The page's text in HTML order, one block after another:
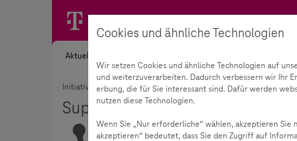
Aktuelles
Initiative Unsere Partner Super Chill
Super Chill 193
Cookies und ähnliche Technologien
Wir setzen Cookies und ähnliche Technologien auf
und weiterzuverarbeiten. Dadurch verbessern wir Ihr
erbung, die für Sie interessant sind. Dafür werden
nutzen diese Technologien.
Wenn Sie „Nur erforderliche“ wählen, akzeptieren
akzeptieren“ bedeutet, dass Sie den Zugriff auf